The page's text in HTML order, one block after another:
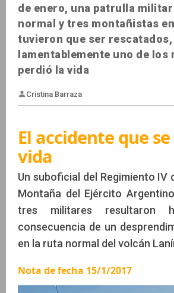
de enero, una patrulla
normal y tres montañistas
tuvieron que ser rescatados,
lamentablemente uno de
perdió la vida
El accidente que
vida
Un suboficial del Regimiento IV
Montaña del Ejército
tres militares resultaron
consecuencia de un
en la ruta normal del volcán
Nota de fecha 15/1/2017